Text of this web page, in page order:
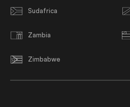
Sudafrica
Zambia
Zimbabwe